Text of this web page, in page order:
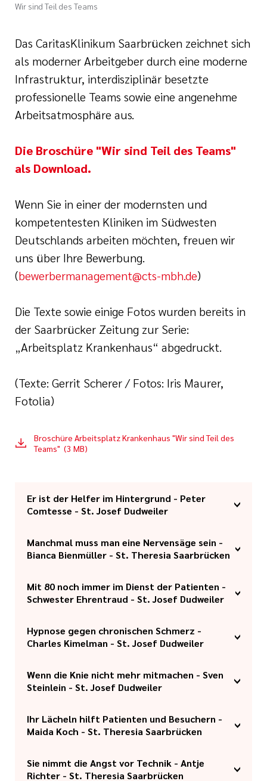
Wir sind Teil des Teams
Das CaritasKlinikum Saarbrücken zeichnet sich
als moderner Arbeitgeber durch eine moderne
Infrastruktur, interdisziplinär besetzte
professionelle Teams sowie eine angenehme
Arbeitsatmosphäre aus.
Die Broschüre "Wir sind Teil des Teams"
als Download.
Wenn Sie in einer der modernsten und
kompetentesten Kliniken im Südwesten
Deutschlands arbeiten möchten, freuen wir
uns über Ihre Bewerbung.
(bewerbermanagement@cts-mbh.de)
Die Texte sowie einige Fotos wurden bereits in
der Saarbrücker Zeitung zur Serie:
„Arbeitsplatz Krankenhaus“ abgedruckt.
(Texte: Gerrit Scherer / Fotos: Iris Maurer,
Fotolia)
Broschüre Arbeitsplatz Krankenhaus "Wir sind Teil des
Teams" (3 MB)
Er ist der Helfer im Hintergrund - Peter
Comtesse - St. Josef Dudweiler
Link kopieren
Ohne Technik geht auch im
Krankenhaus nicht - Peter Comtesse
hält sie am Laufen
Manchmal muss man eine Nervensäge sein -
Bianca Bienmüller - St. Theresia Saarbrücken
Link kopieren
Bianca Bienmüller ist eine der
wenigen studierten Hygienemanager
bundesweit.
Mit 80 noch immer im Dienst der Patienten -
Schwester Ehrentraud - St. Josef Dudweiler
Link kopieren
Heute versorgt Ordensschwester
Ehrentraud die Patienten mit
Lesestoff
Hypnose gegen chronischen Schmerz -
Charles Kimelman - St. Josef Dudweiler
Link kopieren
Psychologe Charles Kimelman will
erreichen, dass Patienten weniger
Medikamente brauchen.
Wenn die Knie nicht mehr mitmachen - Sven
Steinlein - St. Josef Dudweiler
Link kopieren
Als Oberarzt der Orthopädie gehören
Operationen am Kniegelenk zu
seinen Spezialgebieten.
Ihr Lächeln hilft Patienten und Besuchern -
Maida Koch - St. Theresia Saarbrücken
Link kopieren
Maida Koch ist seit 25 Jahren
Sie nimmt die Angst vor Technik - Antje
Richter - St. Theresia Saarbrücken